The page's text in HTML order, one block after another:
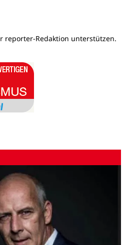
reporter-Redaktion unterstützen.